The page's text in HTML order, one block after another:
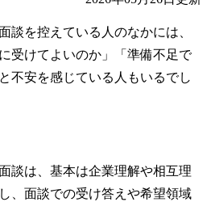
談を控えている人のなかには、
受けてよいのか」「準備不足で
不安を感じている人もいるでし
談は、基本は企業理解や相互理
、面談での受け答えや希望領域